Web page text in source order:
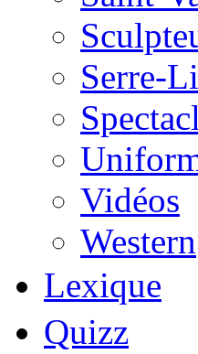
Serre-
Vidéos
Western
Lexique
Quizz